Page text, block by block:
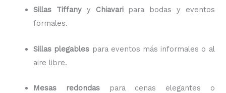
Sillas Tiffanyy Chiavaripara bodas y eventos
formales.
Sillas plegables para eventos más informales o al
aire libre.
Mesas redondaspara cenas elegantes o